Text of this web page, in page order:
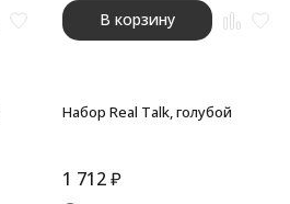
В корзину
Набор Real Talk, голубой
1 712₽